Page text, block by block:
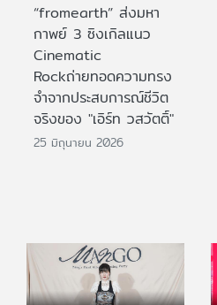
“fromearth” ส่งมหา
กาพย์ 3 ซิงเกิลแนว
Cinematic
Rockถ่ายทอดความทรง
จำจากประสบการณ์ชีวิต
จริงของ "เอิร์ท วสวัตติ์"
25 มิถุนายน 2026